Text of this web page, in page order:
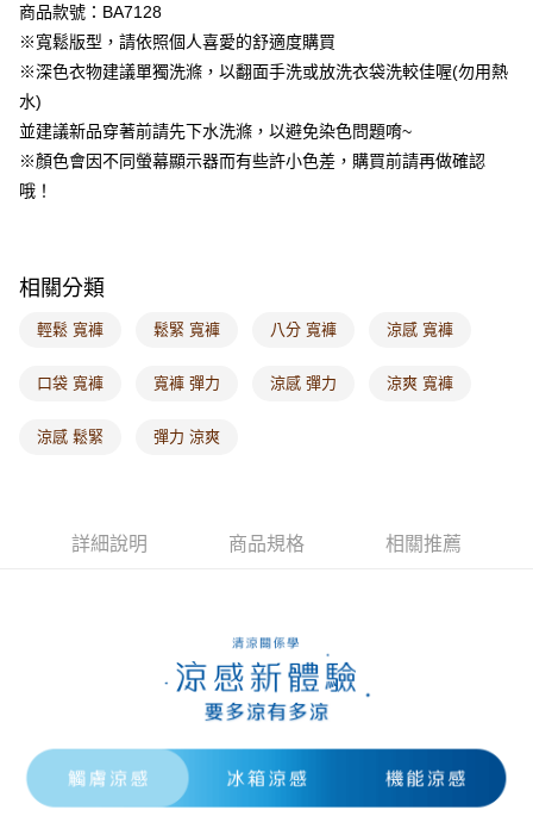
每筆NT$60，滿NT$1,000(含以上)免運費
宅配
每筆NT$120，滿NT$1,000(含以上)免運費
付款後門市自取
每筆NT$60，滿NT$1,000(含以上)免運費
海外配送-歐美地區
商品款號：BA7128
※寬鬆版型，請依照個人喜愛的舒適度購買
※深色衣物建議單獨洗滌，以翻面手洗或放洗衣袋洗較佳喔(勿用熱
水)
並建議新品穿著前請先下水洗滌，以避免染色問題唷~
※顏色會因不同螢幕顯示器而有些許小色差，購買前請再做確認
哦！
相關分類
輕鬆 寬褲 鬆緊 寬褲 八分 寬褲 涼感 寬褲
口袋 寬褲 寬褲 彈力 涼感 彈力 涼爽 寬褲
涼感 鬆緊 彈力 涼爽
詳細說明 商品規格 相關推薦